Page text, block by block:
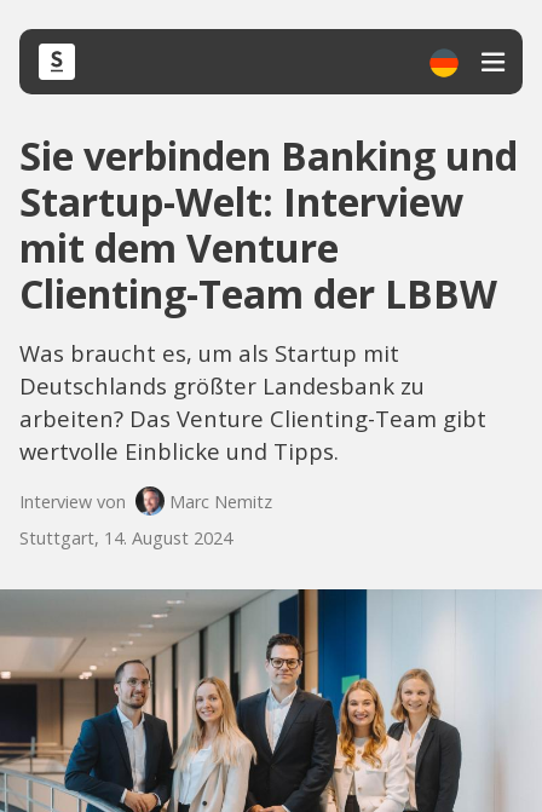
Sie verbinden Banking und
Startup-Welt: Interview
mit dem Venture
Clienting-Team der LBBW
Was braucht es, um als Startup mit
Deutschlands größter Landesbank zu
arbeiten? Das Venture Clienting-Team gibt
wertvolle Einblicke und Tipps.
Interview von
Marc Nemitz
Stuttgart, 14. August 2024